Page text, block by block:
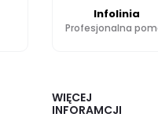
Infolinia
Profesjonalna
WIĘCEJ
INFORAMCJI